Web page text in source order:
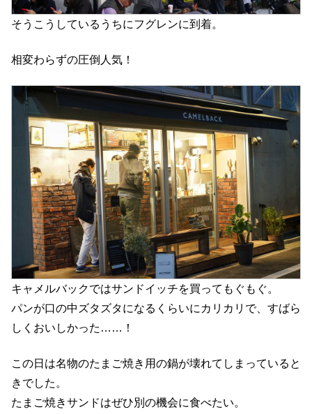
そうこうしているうちにフグレンに到着。
相変わらずの圧倒人気！
キャメルバックではサンドイッチを買ってもぐもぐ。
パンが口の中ズタズタになるくらいにカリカリで、すばら
しくおいしかった……！
この日は名物のたまご焼き用の鍋が壊れてしまっていると
きでした。
たまご焼きサンドはぜひ別の機会に食べたい。